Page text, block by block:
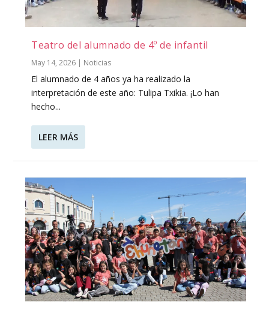
Teatro del alumnado de 4º de infantil
May 14, 2026 | Noticias
El alumnado de 4 años ya ha realizado la
interpretación de este año: Tulipa Txikia. ¡Lo han
hecho...
LEER MÁS